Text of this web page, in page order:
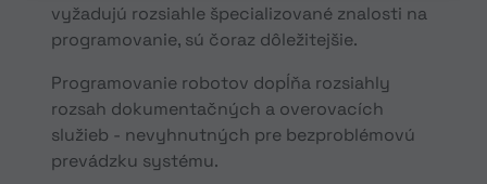
vyžadujú rozsiahle špecializované znalosti na
programovanie, sú čoraz dôležitejšie.
Programovanie robotov dopĺňa rozsiahly
rozsah dokumentačných a overovacích
služieb - nevyhnutných pre bezproblémovú
prevádzku systému.